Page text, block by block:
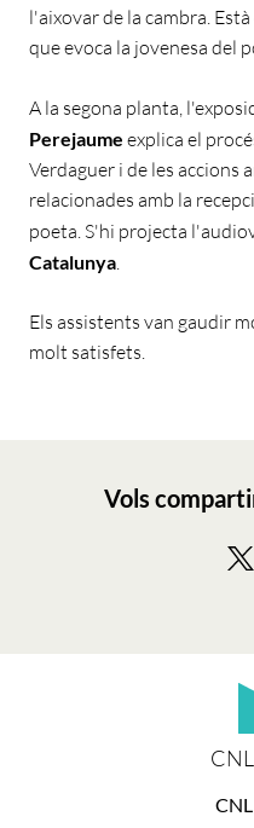
l'aixovar de la cambra.
que evoca la jovenesa del
A la segona planta,
Perejaume explica el
Verdaguer i de les accions
relacionades amb la
poeta. S'hi projecta
Catalunya.
Els assistents van gaudir
molt satisfets.
Vols